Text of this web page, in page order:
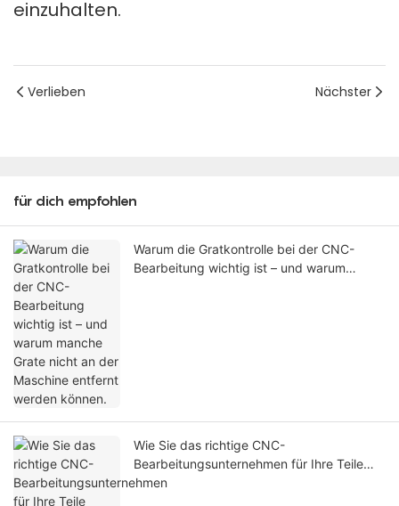
einzuhalten.
Verlieben Nächster
für dich empfohlen
Warum die Gratkontrolle bei der CNC-
Bearbeitung wichtig ist – und warum
Wie Sie das richtige CNC-
Bearbeitungsunternehmen für Ihre Teile
auswählen